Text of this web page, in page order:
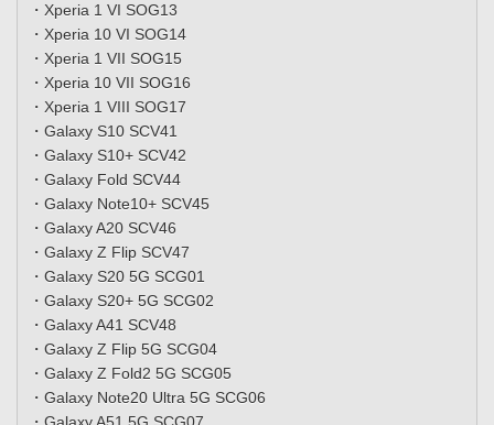
・Xperia 1 VI SOG13
・Xperia 10 VI SOG14
・Xperia 1 VII SOG15
・Xperia 10 VII SOG16
・Xperia 1 VIII SOG17
・Galaxy S10 SCV41
・Galaxy S10+ SCV42
・Galaxy Fold SCV44
・Galaxy Note10+ SCV45
・Galaxy A20 SCV46
・Galaxy Z Flip SCV47
・Galaxy S20 5G SCG01
・Galaxy S20+ 5G SCG02
・Galaxy A41 SCV48
・Galaxy Z Flip 5G SCG04
・Galaxy Z Fold2 5G SCG05
・Galaxy Note20 Ultra 5G SCG06